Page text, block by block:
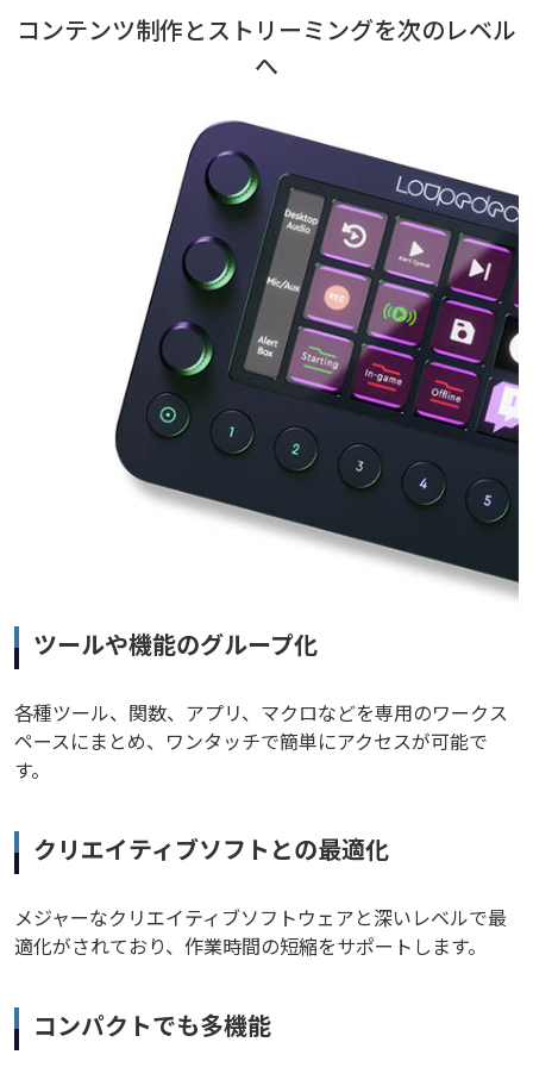
コンテンツ制作とストリーミングを次のレベル
へ
ツールや機能のグループ化
各種ツール、関数、アプリ、マクロなどを専用のワークス
ペースにまとめ、ワンタッチで簡単にアクセスが可能で
す。
クリエイティブソフトとの最適化
メジャーなクリエイティブソフトウェアと深いレベルで最
適化がされており、作業時間の短縮をサポートします。
コンパクトでも多機能